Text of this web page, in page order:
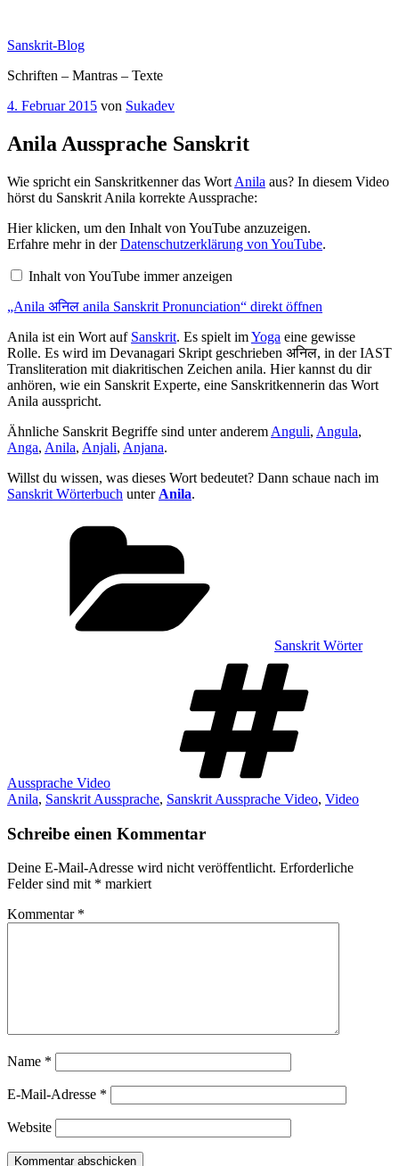
springen
Sanskrit-Blog
Schriften – Mantras – Texte
Veröffentlicht
4. Februar 2015 von Sukadev
Anila Aussprache Sanskrit
Wie spricht ein Sanskritkenner das Wort Anila aus? In diesem Video
hörst du Sanskrit Anila korrekte Aussprache:
„Anila
अनिल
Sanskrit
Pronunciation“
YouTube
Hier klicken, um den Inhalt von YouTube anzuzeigen.
Erfahre mehr in derDatenschutzerklärung von YouTube.
Inhalt von YouTube immer anzeigen
„Anila अनिल anila Sanskrit Pronunciation“ direkt öffnen
Anila ist ein Wort auf Sanskrit. Es spielt imYoga eine gewisse
Rolle. Es wird im Devanagari Skript geschrieben अनिल, in der IAST
Transliteration mit diakritischen Zeichen anila. Hier kannst du dir
anhören, wie ein Sanskrit Experte, eine Sanskritkennerin das Wort
Anila ausspricht.
Ähnliche Sanskrit Begriffe sind unter anderem Anguli, Angula,
Anga, Anila, Anjali, Anjana.
Willst du wissen, was dieses Wort bedeutet? Dann schaue nach im
Sanskrit Wörterbuch unter Anila.
Sanskrit Wörter
Aussprache Video
Anila, Sanskrit Aussprache, Sanskrit Aussprache Video, Video
Schreibe einen Kommentar
Deine E-Mail-Adresse wird nicht veröffentlicht. Erforderliche
Felder sind mit * markiert
Kommentar *
Name *
E-Mail-Adresse *
Website